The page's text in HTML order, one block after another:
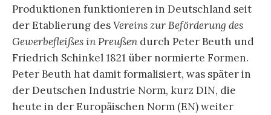
Produktionen funktionieren in Deutschland seit
der Etablierung desVereins zur Beförderung des
Gewerbefleißes in Preußen durch Peter Beuth und
Friedrich Schinkel 1821 über normierte Formen.
Peter Beuth hat damit formalisiert, was später in
der Deutschen Industrie Norm, kurz DIN, die
heute in der Europäischen Norm (EN) weiter